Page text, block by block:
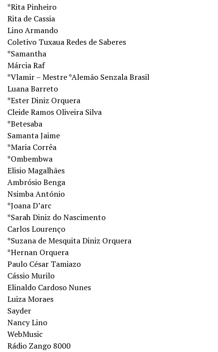
*Rita Pinheiro
Rita de Cassia
Lino Armando
Coletivo Tuxaua Redes de Saberes
*Samantha
Márcia Raf
*Vlamir – Mestre *Alemão Senzala Brasil
Luana Barreto
*Ester Diniz Orquera
Cleide Ramos Oliveira Silva
*Betesaba
Samanta Jaime
*Maria Corrêa
*Ombembwa
Elisio Magalhães
Ambrósio Benga
Nsimba António
*Joana D’arc
*Sarah Diniz do Nascimento
Carlos Lourenço
*Suzana de Mesquita Diniz Orquera
*Hernan Orquera
Paulo César Tamiazo
Cássio Murilo
Elinaldo Cardoso Nunes
Luiza Moraes
Sayder
Nancy Lino
WebMusic
Rádio Zango 8000